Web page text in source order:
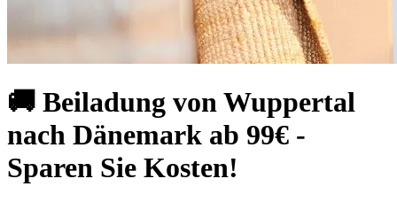
🚚 Beiladung von Wuppertal
nach Dänemark ab 99€ -
Sparen Sie Kosten!